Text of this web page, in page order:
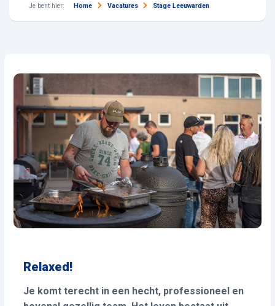
Je bent hier: Home Vacatures Stage Leeuwarden
Relaxed!
Je komt terecht in een hecht, professioneel en